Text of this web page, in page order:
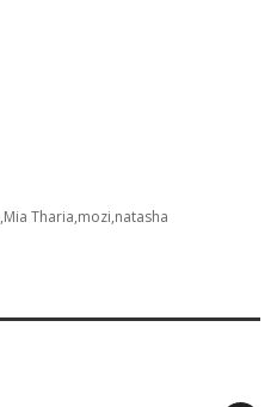
Mia Tharia mozi natasha